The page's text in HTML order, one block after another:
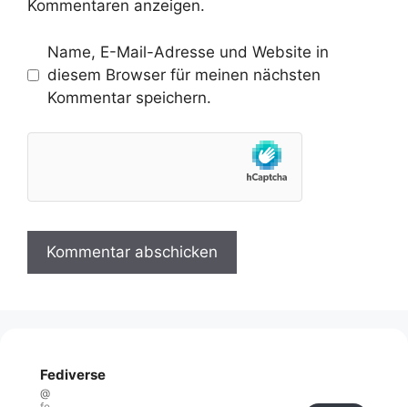
Kommentaren anzeigen.
Name, E-Mail-Adresse und Website in
diesem Browser für meinen nächsten
Kommentar speichern.
Fediverse
@